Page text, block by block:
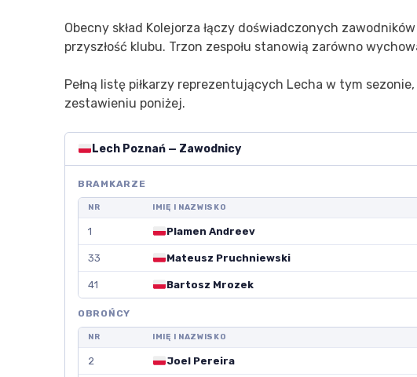
Obecny skład Kolejorza łączy doświadczonych
przyszłość klubu. Trzon zespołu stanowią zarówno
Pełną listę piłkarzy reprezentujących Lecha w tym
zestawieniu poniżej.
Lech Poznań — Zawodnicy
BRAMKARZE
NR IMIĘ I NAZWISKO
1 Plamen Andreev
33 Mateusz Pruchniewski
41 Bartosz Mrozek
OBROŃCY
NR IMIĘ I NAZWISKO
2 Joel Pereira